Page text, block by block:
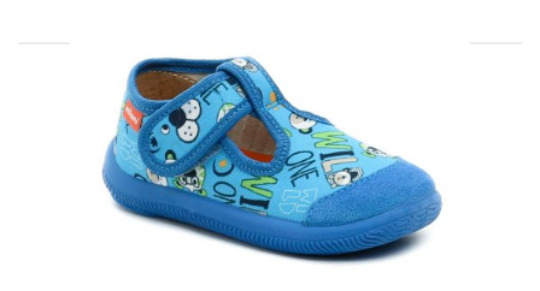
PODOBNÉ PRODUKTY